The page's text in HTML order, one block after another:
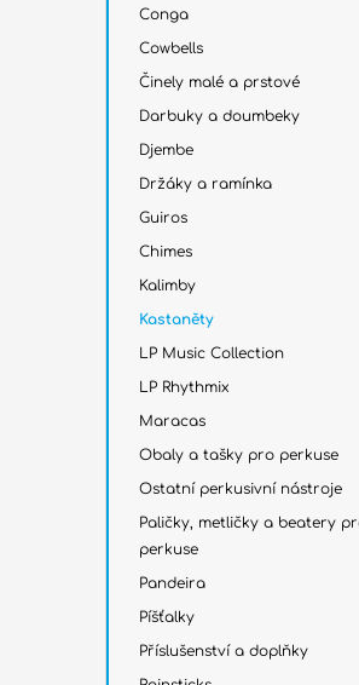
Conga
Cowbells
Činely malé a prstové
Darbuky a doumbeky
Djembe
Držáky a ramínka
Guiros
Chimes
Kalimby
Kastaněty
LP Music Collection
LP Rhythmix
Maracas
Obaly a tašky pro perkuse
Ostatní perkusivní nástroje
Paličky, metličky a beatery
perkuse
Pandeira
Píšťalky
Příslušenství a doplňky